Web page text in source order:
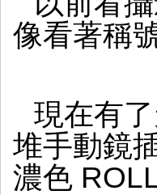
像看著稱
現在有
堆手動鏡
濃色